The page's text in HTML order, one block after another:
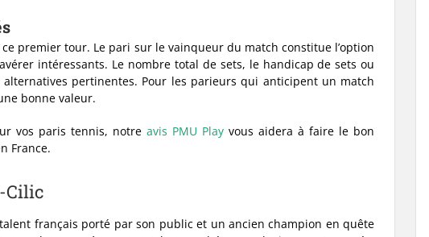
premier tour. Le pari sur le vainqueur du match constitue l’option
intéressants. Le nombre total de sets, le handicap de sets ou
pertinentes. Pour les parieurs qui anticipent un match
bonne valeur.
vos paris tennis, notreavis PMU Play vous aidera à faire le bon
France.
Cilic
français porté par son public et un ancien champion en quête